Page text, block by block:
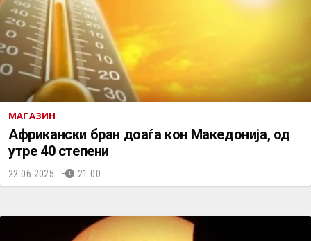
МАГАЗИН
Африкански бран доаѓа кон Македонија, од
утре 40 степени
22.06.2025. 21:00